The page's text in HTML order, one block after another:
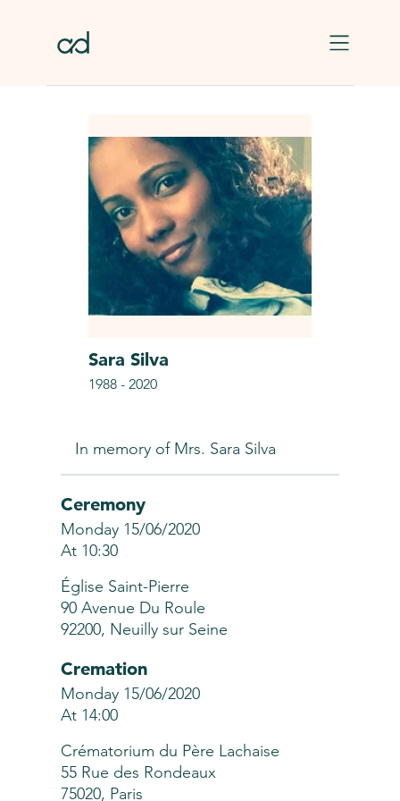
Sara Silva
1988 - 2020
In memory of Mrs. Sara Silva
Ceremony
Monday 15/06/2020
At 10:30
Église Saint-Pierre
90 Avenue Du Roule
92200, Neuilly sur Seine
Cremation
Monday 15/06/2020
At 14:00
Crématorium du Père Lachaise
55 Rue des Rondeaux
75020, Paris